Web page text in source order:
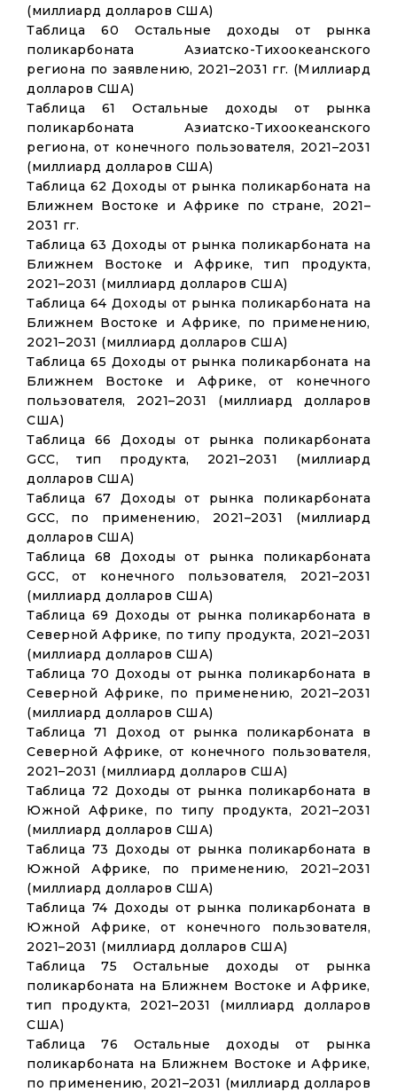
(миллиард долларов США)
Таблица 60 Остальные доходы от рынка
поликарбоната Азиатско-Тихоокеанского
региона по заявлению, 2021–2031 гг. (Миллиард
долларов США)
Таблица 61 Остальные доходы от рынка
поликарбоната Азиатско-Тихоокеанского
региона, от конечного пользователя, 2021–2031
(миллиард долларов США)
Таблица 62 Доходы от рынка поликарбоната на
Ближнем Востоке и Африке по стране, 2021–
2031 гг.
Таблица 63 Доходы от рынка поликарбоната на
Ближнем Востоке и Африке, тип продукта,
2021–2031 (миллиард долларов США)
Таблица 64 Доходы от рынка поликарбоната на
Ближнем Востоке и Африке, по применению,
2021–2031 (миллиард долларов США)
Таблица 65 Доходы от рынка поликарбоната на
Ближнем Востоке и Африке, от конечного
пользователя, 2021–2031 (миллиард долларов
США)
Таблица 66 Доходы от рынка поликарбоната
GCC, тип продукта, 2021–2031 (миллиард
долларов США)
Таблица 67 Доходы от рынка поликарбоната
GCC, по применению, 2021–2031 (миллиард
долларов США)
Таблица 68 Доходы от рынка поликарбоната
GCC, от конечного пользователя, 2021–2031
(миллиард долларов США)
Таблица 69 Доходы от рынка поликарбоната в
Северной Африке, по типу продукта, 2021–2031
(миллиард долларов США)
Таблица 70 Доходы от рынка поликарбоната в
Северной Африке, по применению, 2021–2031
(миллиард долларов США)
Таблица 71 Доход от рынка поликарбоната в
Северной Африке, от конечного пользователя,
2021–2031 (миллиард долларов США)
Таблица 72 Доходы от рынка поликарбоната в
Южной Африке, по типу продукта, 2021–2031
(миллиард долларов США)
Таблица 73 Доходы от рынка поликарбоната в
Южной Африке, по применению, 2021–2031
(миллиард долларов США)
Таблица 74 Доходы от рынка поликарбоната в
Южной Африке, от конечного пользователя,
2021–2031 (миллиард долларов США)
Таблица 75 Остальные доходы от рынка
поликарбоната на Ближнем Востоке и Африке,
тип продукта, 2021–2031 (миллиард долларов
США)
Таблица 76 Остальные доходы от рынка
поликарбоната на Ближнем Востоке и Африке,
по применению, 2021–2031 (миллиард долларов